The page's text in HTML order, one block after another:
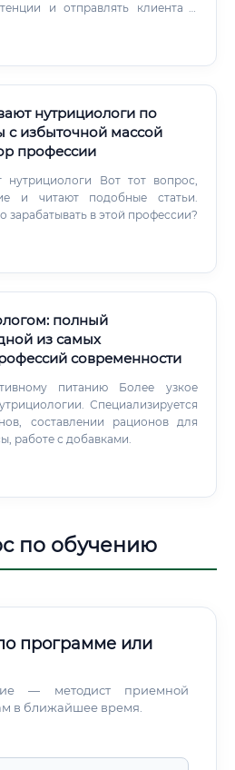
и отправлять клиента к
без понимания своих
нутрициологи по
с избыточной массой
профессии
нутрициологи Вот тот вопрос,
и читают подобные статьи.
в этой профессии?
полный
из самых
современности
питанию Более узкое
Специализируется
составлении рационов для
работе с добавками.
по обучению
программе или
— методист приемной
в ближайшее время.